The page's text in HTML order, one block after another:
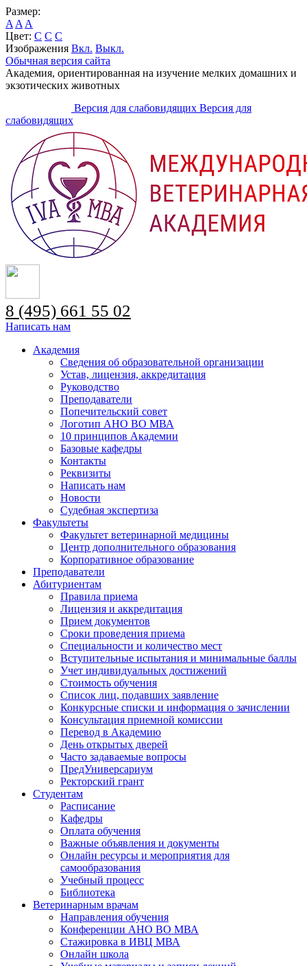
Размер:
A A A
Цвет: C C C
Изображения Вкл. Выкл.
Обычная версия сайта
Академия, ориентированная на изучение мелких домашних и
экзотических животных
Версия для слабовидящих Версия для
слабовидящих
8 (495) 661 55 02
Написать нам
Академия
Сведения об образовательной организации
Устав, лицензия, аккредитация
Руководство
Преподаватели
Попечительский совет
Логотип АНО ВО МВА
10 принципов Академии
Базовые кафедры
Контакты
Реквизиты
Написать нам
Новости
Судебная экспертиза
Факультеты
Факультет ветеринарной медицины
Центр дополнительного образования
Корпоративное образование
Преподаватели
Абитуриентам
Правила приема
Лицензия и аккредитация
Прием документов
Сроки проведения приема
Специальности и количество мест
Вступительные испытания и минимальные баллы
Учет индивидуальных достижений
Стоимость обучения
Список лиц, подавших заявление
Конкурсные списки и информация о зачислении
Консультация приемной комиссии
Перевод в Академию
День открытых дверей
Часто задаваемые вопросы
ПредУниверсариум
Ректорский грант
Студентам
Расписание
Кафедры
Оплата обучения
Важные объявления и документы
Онлайн ресурсы и мероприятия для
самообразования
Учебный процесс
Библиотека
Ветеринарным врачам
Направления обучения
Конференции АНО ВО МВА
Стажировка в ИВЦ МВА
Онлайн школа